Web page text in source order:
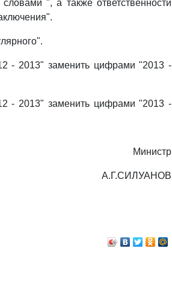
", а также ответственности
- 2013" заменить цифрами "2013 -
- 2013" заменить цифрами "2013 -
Министр
А.Г.СИЛУАНОВ